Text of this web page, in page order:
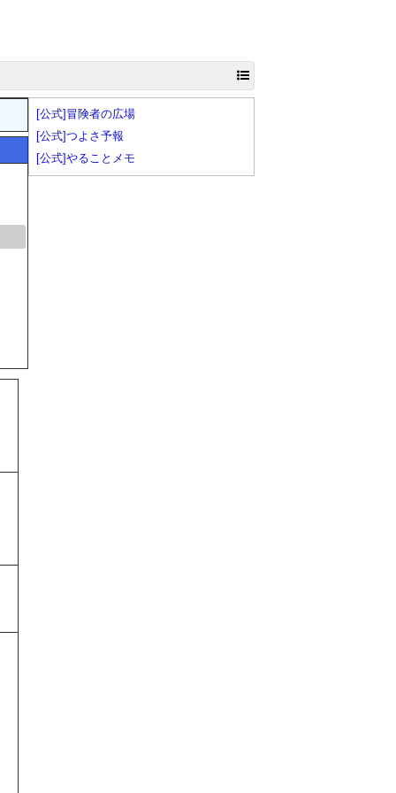
[公式]冒険者の広場
[公式]つよさ予報
[公式]やることメモ